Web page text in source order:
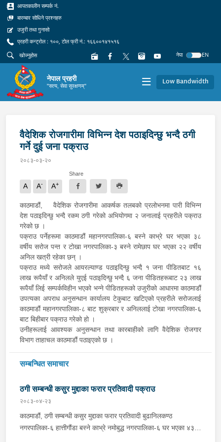
आपतकालीन सम्पर्क नं.
बारम्बार सोधिने प्रश्नहरु
उजुरी तथा गुनासो
प्रहरी कन्ट्रोल : १००, टोल फ्री नं.: १६६००१४१५१६
नेपा
EN
नेपाल प्रहरी
"सत्य, सेवा सुरक्षणम्" Low Bandwidth
वैदेशिक रोजगारीमा विभिन्न देश पठाइदिन्छु भन्दै ठगी
गर्ने दुई जना पक्राउ
२०८३-०३-२०
A A- A+
Share
काठमाडौं,
वैदेशिक रोजगारीमा आकर्षक तलबको प्रलोभनमा पारी विभिन्न
देश पठाइदिन्छु भन्दै रकम ठगी गरेको अभियोगमा २ जनालाई प्रहरीले पक्राउ
गरेको छ ।
पक्राउ पर्नेहरूमा काठमाडौं महानगरपालिका-६ बस्ने काभ्रे घर भएका ३८
वर्षीय सरोज पन्त र टोखा नगरपालिका-३ बस्ने रामेछाप घर भएका २२ वर्षीय
अनिल खत्री रहेका छन् ।
पक्राउ मध्ये सरोजले आयरल्याण्ड पठाइदिन्छु भन्दै १ जना पीडितबाट १६
लाख रूपैयाँ र अनिलले युएई पठाइदिन्छु भन्दै ६ जना पीडितहरूबाट २३ लाख
रूपैयाँ लिई सम्पर्कविहीन भएको भन्ने पीडितहरूको उजुरीको आधारमा काठमाडौं
उपत्यका अपराध अनुसन्धान कार्यालय टेकुबाट खटिएको प्रहरीले सरोजलाई
काठमाडौं महानगरपालिका-८ बाट शुक्रबार र अनिललाई टोखा नगरपालिका-६
बाट बिहीबार पक्राउ गरेको हो ।
उनीहरूलाई आवश्यक अनुसन्धान तथा कारबाहीको लागि वैदेशिक रोजगार
विभाग ताहाचल काठमाडौं पठाइएको छ ।
सम्बन्धित समाचार
ठगी सम्बन्धी कसुर मुद्दाका फरार प्रतिवादी पक्राउ
२०८३-०४-२३
काठमाडौं, ठगी सम्बन्धी कसुर मुद्दाका फरार प्रतिवादी बुढानिलकण्ठ
नगरपालिका-६ हात्तीगौंडा बस्ने काभ्रे नमोबुद्ध नगरपालिका-६ घर भएका ४३